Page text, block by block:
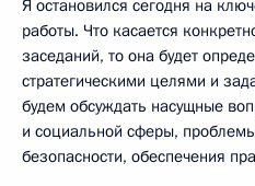
Я остановился сегодня на
работы. Что касается
заседаний, то она будет
стратегическими целями и
будем обсуждать насущные
и социальной сферы,
безопасности, обеспечения